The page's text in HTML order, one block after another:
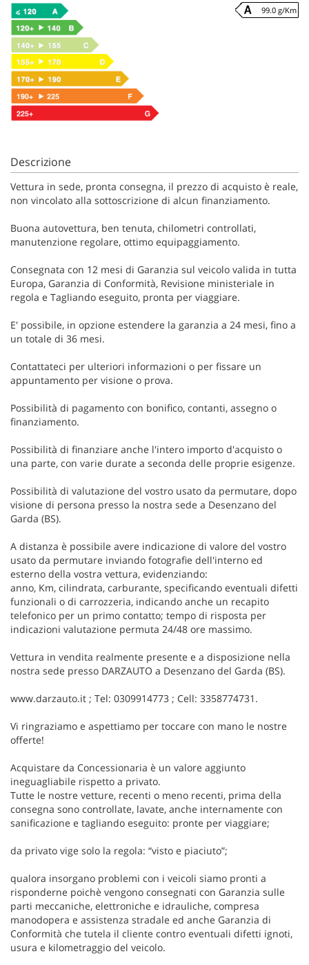
99.0 g/Km
Descrizione
Vettura in sede, pronta consegna, il prezzo di acquisto è reale,
non vincolato alla sottoscrizione di alcun finanziamento.
Buona autovettura, ben tenuta, chilometri controllati,
manutenzione regolare, ottimo equipaggiamento.
Consegnata con 12 mesi di Garanzia sul veicolo valida in tutta
Europa, Garanzia di Conformità, Revisione ministeriale in
regola e Tagliando eseguito, pronta per viaggiare.
E' possibile, in opzione estendere la garanzia a 24 mesi, fino a
un totale di 36 mesi.
Contattateci per ulteriori informazioni o per fissare un
appuntamento per visione o prova.
Possibilità di pagamento con bonifico, contanti, assegno o
finanziamento.
Possibilità di finanziare anche l'intero importo d'acquisto o
una parte, con varie durate a seconda delle proprie esigenze.
Possibilità di valutazione del vostro usato da permutare, dopo
visione di persona presso la nostra sede a Desenzano del
Garda (BS).
A distanza è possibile avere indicazione di valore del vostro
usato da permutare inviando fotografie dell'interno ed
esterno della vostra vettura, evidenziando:
anno, Km, cilindrata, carburante, specificando eventuali difetti
funzionali o di carrozzeria, indicando anche un recapito
telefonico per un primo contatto; tempo di risposta per
indicazioni valutazione permuta 24/48 ore massimo.
Vettura in vendita realmente presente e a disposizione nella
nostra sede presso DARZAUTO a Desenzano del Garda (BS).
www.darzauto.it ; Tel: 0309914773 ; Cell: 3358774731.
Vi ringraziamo e aspettiamo per toccare con mano le nostre
offerte!
Acquistare da Concessionaria è un valore aggiunto
ineguagliabile rispetto a privato.
Tutte le nostre vetture, recenti o meno recenti, prima della
consegna sono controllate, lavate, anche internamente con
sanificazione e tagliando eseguito: pronte per viaggiare;
da privato vige solo la regola: “visto e piaciuto”;
qualora insorgano problemi con i veicoli siamo pronti a
risponderne poichè vengono consegnati con Garanzia sulle
parti meccaniche, elettroniche e idrauliche, compresa
manodopera e assistenza stradale ed anche Garanzia di
Conformità che tutela il cliente contro eventuali difetti ignoti,
usura e kilometraggio del veicolo.